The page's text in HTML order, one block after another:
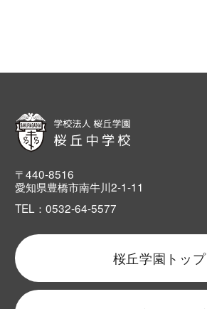
〒440-8516
愛知県豊橋市南牛川2-1-11
TEL：0532-64-5577
桜丘学園トップ